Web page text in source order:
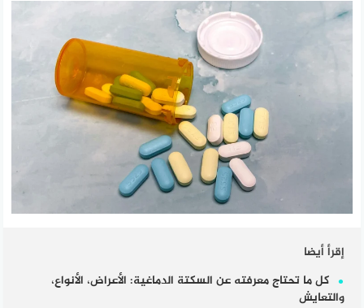
إقرأ أيضا
كل ما تحتاج معرفته عن السكتة الدماغية: الأعراض، الأنواع،
والتعايش